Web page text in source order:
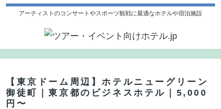
アーティストのコンサートやスポーツ観戦に最適なホテルや宿泊施設
【東京ドーム周辺】ホテルニューグリーン
御徒町｜東京都のビジネスホテル｜5,000
円〜